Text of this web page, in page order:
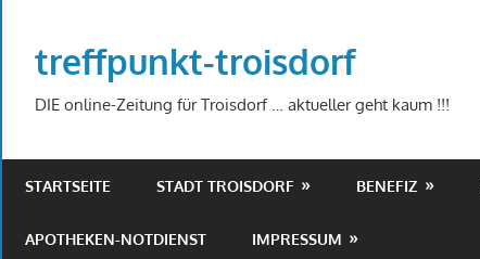
springen
treffpunkt-troisdorf
DIE online-Zeitung für Troisdorf … aktueller geht kaum !!!
STARTSEITE STADT TROISDORF BENEFIZ
APOTHEKEN-NOTDIENST IMPRESSUM